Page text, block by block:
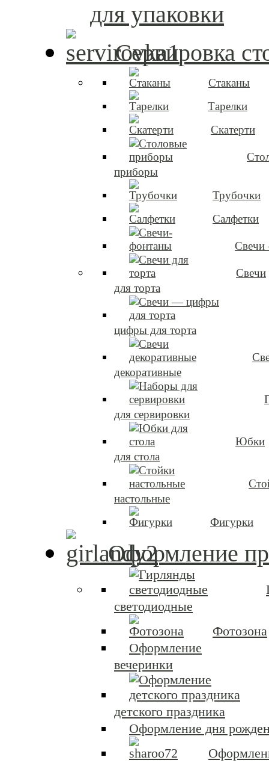
для упаковки
Сервировка
Стаканы
Тарелки
Скатерти
приборы
Трубочки
Салфетки
Свечи
Свечи
для торта
цифры для торта
декоративные
для сервировки
Юбки
для стола
настольные
Фигурки
Оформление
светодиодные
Фотозона
Оформление
вечеринки
детского праздника
Оформление дня